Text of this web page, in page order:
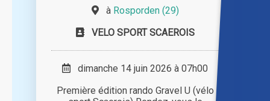
à Rosporden (29)
VELO SPORT SCAEROIS
dimanche 14 juin 2026 à 07h00
Première édition rando Gravel U (vélo